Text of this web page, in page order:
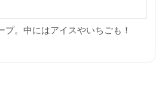
プ。中にはアイスやいちごも！